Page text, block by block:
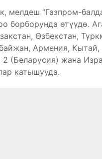
мелдеш “Газпром-
борборунда өтүүдө.
Өзбекстан,
Армения,
(Беларусия) жана
катышууда.